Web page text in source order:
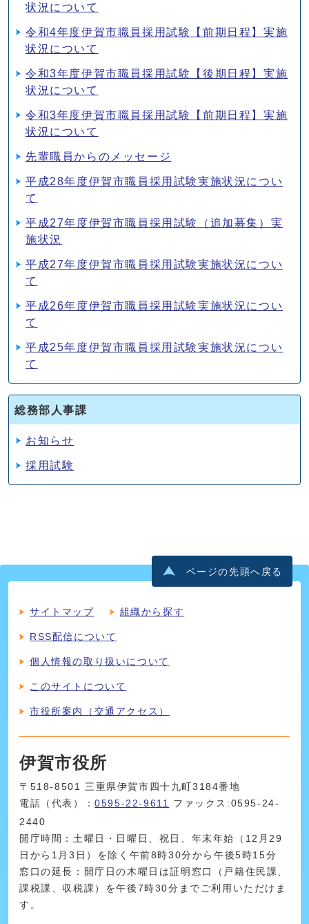
状況について
令和4年度伊賀市職員採用試験【前期日程】実施
状況について
令和3年度伊賀市職員採用試験【後期日程】実施
状況について
令和3年度伊賀市職員採用試験【前期日程】実施
状況について
先輩職員からのメッセージ
平成28年度伊賀市職員採用試験実施状況につい
て
平成27年度伊賀市職員採用試験（追加募集）実
施状況
平成27年度伊賀市職員採用試験実施状況につい
て
平成26年度伊賀市職員採用試験実施状況につい
て
平成25年度伊賀市職員採用試験実施状況につい
て
総務部人事課
お知らせ
採用試験
ページの先頭へ戻る
サイトマップ 組織から探す
RSS配信について
個人情報の取り扱いについて
このサイトについて
市役所案内（交通アクセス）
伊賀市役所
〒518-8501 三重県伊賀市四十九町3184番地
電話（代表）：0595-22-9611
ファックス:0595-24-
2440
開庁時間：土曜日・日曜日、祝日、年末年始（12月29
日から1月3日）を除く午前8時30分から午後5時15分
窓口の延長：開庁日の木曜日は証明窓口（戸籍住民課、
課税課、収税課）を午後7時30分までご利用いただけま
す。